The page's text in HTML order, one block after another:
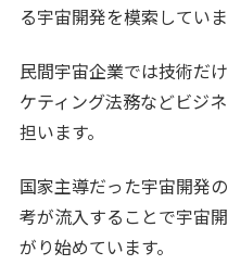
る宇宙開発を模索していま
民間宇宙企業では技術だ
ケティング法務などビジ
担います。
国家主導だった宇宙開発
考が流入することで宇宙
がり始めています。